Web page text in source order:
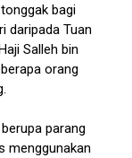
bagi
daripada Tuan
Salleh bin
orang
parang
menggunakan